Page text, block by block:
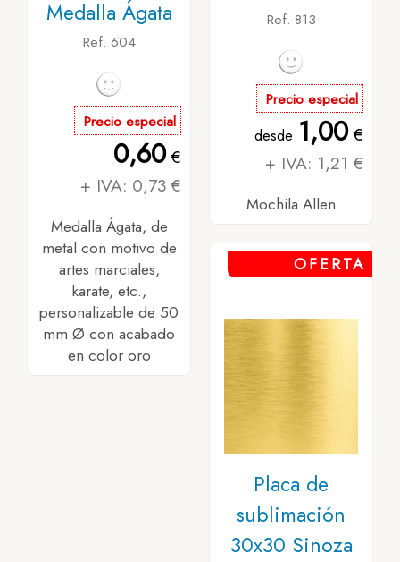
Medalla Ágata
Ref. 604
Precio especial
0,60€
+ IVA: 0,73 €
Medalla Ágata, de
metal con motivo de
artes marciales,
karate, etc.,
personalizable de 50
mm Ø con acabado
en color oro
Ref. 813
Precio especial
desde 1,00€
+ IVA: 1,21 €
Mochila Allen
OFERTA
Placa de
sublimación
30x30 Sinoza